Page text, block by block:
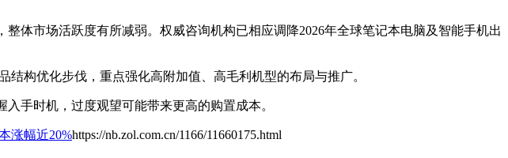
体市场活跃度有所减弱。权威咨询机构已相应调降2026年全球笔记本电脑及智能手机出
构优化步伐，重点强化高附加值、高毛利机型的布局与推广。
手时机，过度观望可能带来更高的购置成本。
涨幅近20%https://nb.zol.com.cn/1166/11660175.html